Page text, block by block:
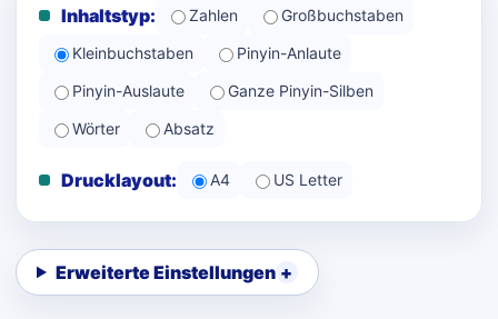
Inhaltstyp: Zahlen
Großbuchstaben
Kleinbuchstaben
Pinyin-Anlaute
Pinyin-Auslaute
Ganze Pinyin-Silben
Wörter
Absatz
Drucklayout: A4 US Letter
Erweiterte Einstellungen